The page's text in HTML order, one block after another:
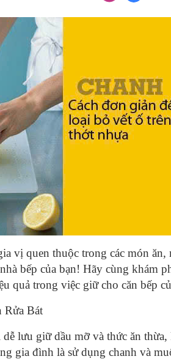
vị quen thuộc trong các món ăn,
bếp của bạn! Hãy cùng khám
quả trong việc giữ cho căn bếp
Rửa Bát
lưu giữ dầu mỡ và thức ăn
gia đình là sử dụng chanh và